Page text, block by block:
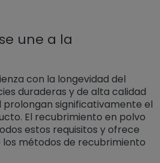
une a la
con la longevidad del
duraderas y de alta calidad
significativamente el
El recubrimiento en polvo
estos requisitos y ofrece
métodos de recubrimiento